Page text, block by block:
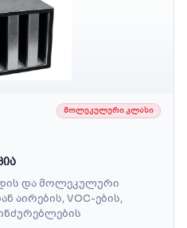
ᲛᲝᲚᲔᲙᲣᲚᲣᲠᲘ ᲙᲚᲐᲡᲘ
და მოლეკულური
აირების, VOC-ების,